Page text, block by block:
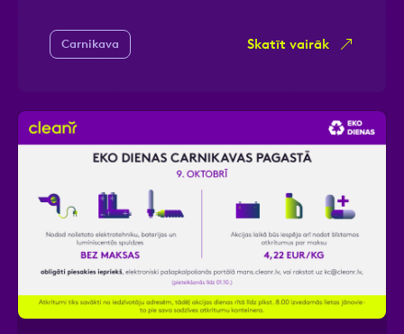
Carnikava Skatīt vairāk